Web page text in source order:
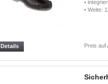
•
• Weite:
Preis auf
Details